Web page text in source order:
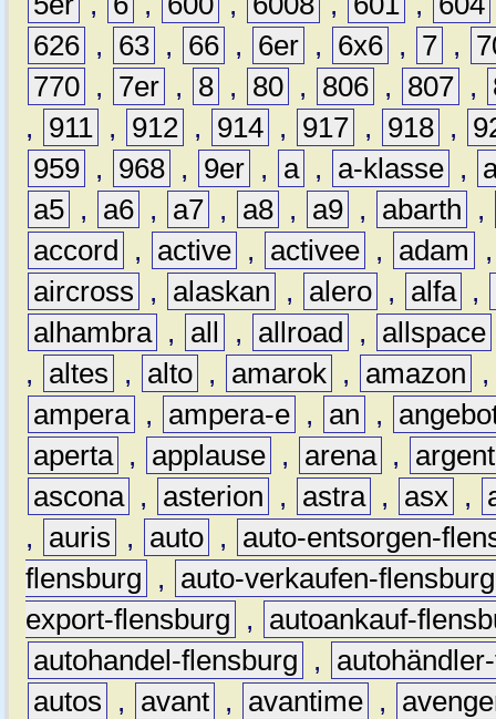
626 , 63 , 66 , 6er , 6x6 , 7 ,
770 , 7er , 8 , 80 , 806 , 807 ,
,
911 , 912 , 914 , 917 , 918 ,
959 , 968 , 9er , a , a-klasse ,
a5 , a6 , a7 , a8 , a9 , abarth
,
accord
, active , activee , adam
aircross
, alaskan , alero , alfa ,
alhambra , all , allroad , allspace
,
altes , alto , amarok , amazon
ampera , ampera-e , an ,
aperta , applause , arena ,
ascona , asterion , astra , asx ,
,
auris , auto ,
auto-entsorgen-
flensburg
,
auto-verkaufen-flensburg
export-flensburg
,
autoankauf-
autohandel-flensburg
,
autos
, avant , avantime ,